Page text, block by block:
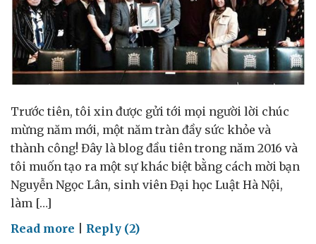
Nam
Trước tiên, tôi xin được gửi tới mọi người lời chúc
mừng năm mới, một năm tràn đầy sức khỏe và
thành công! Đây là blog đầu tiên trong năm 2016 và
tôi muốn tạo ra một sự khác biệt bằng cách mời bạn
Nguyễn Ngọc Lân, sinh viên Đại học Luật Hà Nội,
làm […]
Read more onReply (2)